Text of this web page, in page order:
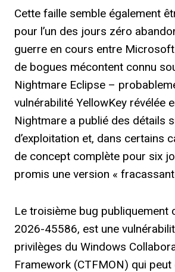
Cette faille semble également
pour l’un des jours zéro
guerre en cours entre
de bogues mécontent connu
Nightmare Eclipse –
vulnérabilité YellowKey révélée
Nightmare a publié des détails
d’exploitation et, dans certains
de concept complète pour six
promis une version «
Le troisième bug publiquement
2026-45586, est une
privilèges du Windows
Framework (CTFMON) qui